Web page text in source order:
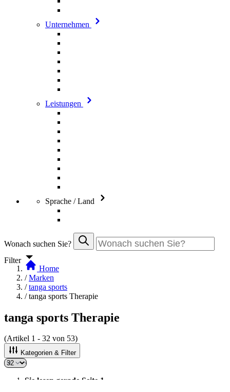
Unternehmen
Leistungen
Sprache / Land
Wonach suchen Sie?
Filter
Home
/ Marken
/ tanga sports
/ tanga sports Therapie
tanga sports Therapie
(Artikel 1 - 32 von 53)
Kategorien & Filter
Sie lesen gerade Seite 1